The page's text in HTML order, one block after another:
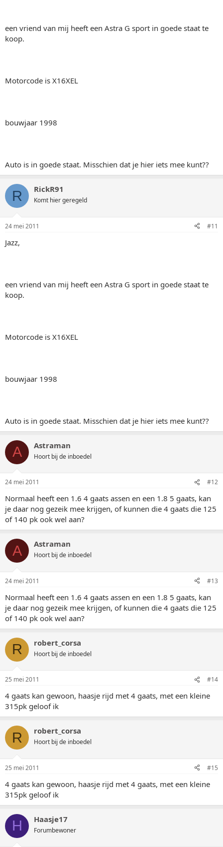
een vriend van mij heeft een Astra G sport in goede staat te
koop.
Motorcode is X16XEL
bouwjaar 1998
Auto is in goede staat. Misschien dat je hier iets mee kunt??
R RickR91
Komt hier geregeld
24 mei 2011 #11
Jazz,
een vriend van mij heeft een Astra G sport in goede staat te
koop.
Motorcode is X16XEL
bouwjaar 1998
Auto is in goede staat. Misschien dat je hier iets mee kunt??
A Astraman
Hoort bij de inboedel
24 mei 2011 #12
Normaal heeft een 1.6 4 gaats assen en een 1.8 5 gaats, kan
je daar nog gezeik mee krijgen, of kunnen die 4 gaats die 125
of 140 pk ook wel aan?
A Astraman
Hoort bij de inboedel
24 mei 2011 #13
Normaal heeft een 1.6 4 gaats assen en een 1.8 5 gaats, kan
je daar nog gezeik mee krijgen, of kunnen die 4 gaats die 125
of 140 pk ook wel aan?
R robert_corsa
Hoort bij de inboedel
25 mei 2011 #14
4 gaats kan gewoon, haasje rijd met 4 gaats, met een kleine
315pk geloof ik
R robert_corsa
Hoort bij de inboedel
25 mei 2011 #15
4 gaats kan gewoon, haasje rijd met 4 gaats, met een kleine
315pk geloof ik
H Haasje17
Forumbewoner